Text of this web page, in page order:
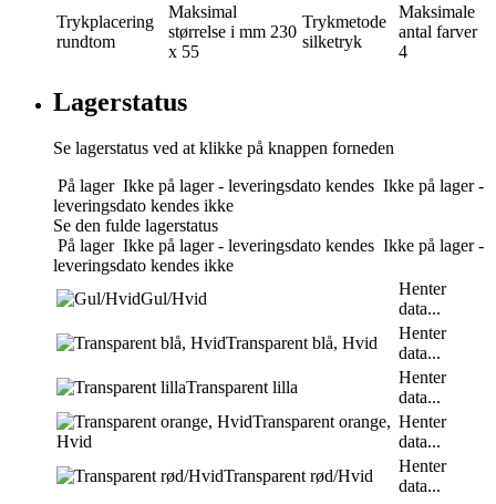
Trykplacering
rundtom
Maksimal
størrelse i mm 230
x 55
Trykmetode
silketryk
Maksimale
antal farver
4
Lagerstatus
Se lagerstatus ved at klikke på knappen forneden
På lager Ikke på lager - leveringsdato kendes Ikke på lager -
leveringsdato kendes ikke
Se den fulde lagerstatus
På lager Ikke på lager - leveringsdato kendes Ikke på lager -
leveringsdato kendes ikke
Gul/Hvid
Henter
data...
Transparent blå, Hvid
Henter
data...
Transparent lilla
Henter
data...
Transparent orange,
Hvid
Henter
data...
Transparent rød/Hvid
Henter
data...